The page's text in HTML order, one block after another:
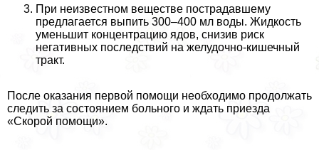
При неизвестном веществе пострадавшему
предлагается выпить 300–400 мл воды. Жидкость
уменьшит концентрацию ядов, снизив риск
негативных последствий на желудочно-кишечный
тpaкт.
После оказания первой помощи необходимо продолжать
следить за состоянием больного и ждать приезда
«Скорой помощи».